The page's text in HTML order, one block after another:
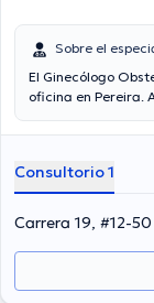
Sobre el
El Ginecólogo
oficina en Pereira.
especialidad. El
como miembro de
Isaza ha
tener una
ha difundido
médico puede
Consultorio 1
Carrera 19, #12-